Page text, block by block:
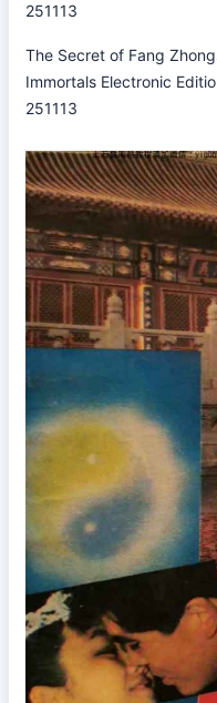
251113
The Secret of Fang
Immortals Electronic
251113